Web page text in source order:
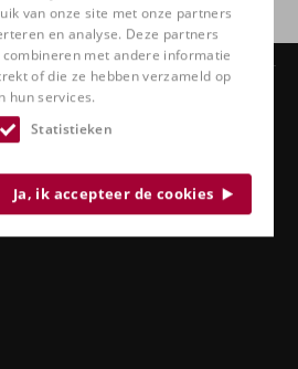
van onze site met onze partners
en analyse. Deze partners
combineren met andere informatie
of die ze hebben verzameld op
hun services.
Statistieken
Ja, ik accepteer de cookies